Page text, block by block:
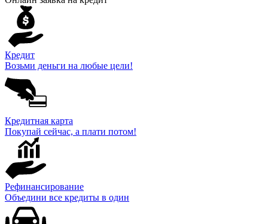
Кредит
Возьми деньги на любые цели!
Кредитная карта
Покупай сейчас, а плати потом!
Рефинансирование
Объедини все кредиты в один